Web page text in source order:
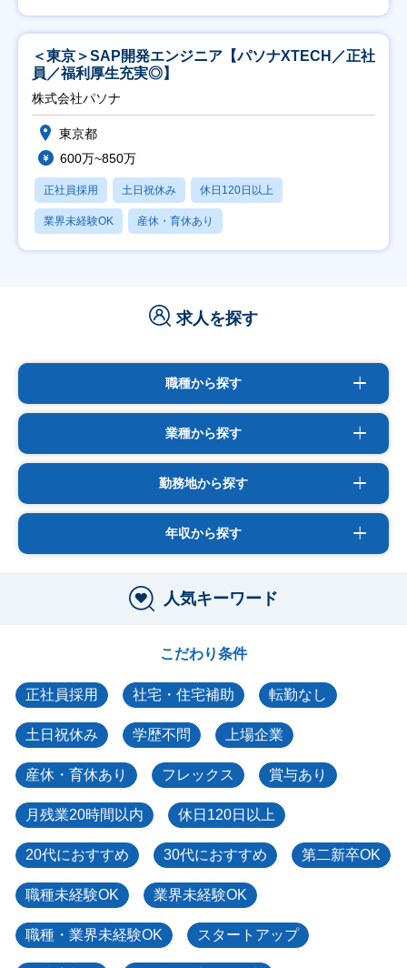
＜東京＞SAP開発エンジニア【パソナXTECH／正社
員／福利厚生充実◎】
株式会社パソナ
東京都
600万~850万
正社員採用 土日祝休み 休日120日以上
業界未経験OK 産休・育休あり
求人を探す
職種から探す
業種から探す
勤務地から探す
年収から探す
人気キーワード
こだわり条件
正社員採用 社宅・住宅補助 転勤なし
土日祝休み 学歴不問 上場企業
産休・育休あり フレックス 賞与あり
月残業20時間以内 休日120日以上
20代におすすめ 30代におすすめ 第二新卒OK
職種未経験OK 業界未経験OK
職種・業界未経験OK スタートアップ